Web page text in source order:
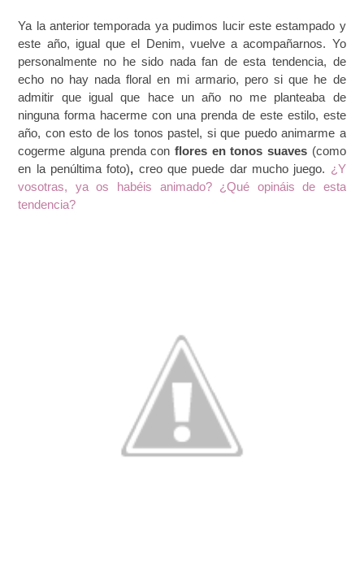
Ya la anterior temporada ya pudimos lucir este estampado y
este año, igual que el Denim, vuelve a acompañarnos. Yo
personalmente no he sido nada fan de esta tendencia, de
echo no hay nada floral en mi armario, pero si que he de
admitir que igual que hace un año no me planteaba de
ninguna forma hacerme con una prenda de este estilo, este
año, con esto de los tonos pastel, si que puedo animarme a
cogerme alguna prenda con flores en tonos suaves (como
en la penúltima foto), creo que puede dar mucho juego. ¿Y
vosotras, ya os habéis animado? ¿Qué opináis de esta
tendencia?